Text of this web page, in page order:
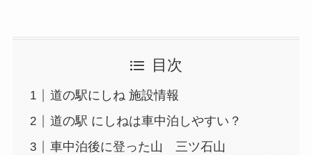
目次
道の駅にしね 施設情報
道の駅 にしねは車中泊しやすい？
車中泊後に登った山 三ツ石山